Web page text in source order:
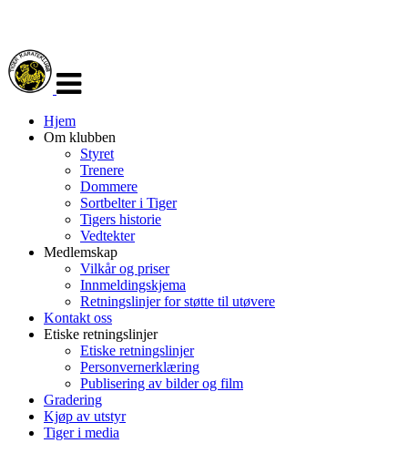
navigasjon
Hjem
Om klubben
Styret
Trenere
Dommere
Sortbelter i Tiger
Tigers historie
Vedtekter
Medlemskap
Vilkår og priser
Innmeldingskjema
Retningslinjer for støtte til utøvere
Kontakt oss
Etiske retningslinjer
Etiske retningslinjer
Personvernerklæring
Publisering av bilder og film
Gradering
Kjøp av utstyr
Tiger i media